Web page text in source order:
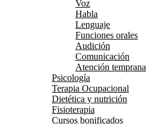
Voz
Habla
Lenguaje
Funciones orales
Audición
Comunicación
Atención temprana
Psicología
Terapia Ocupacional
Dietética y nutrición
Fisioterapia
Cursos bonificados